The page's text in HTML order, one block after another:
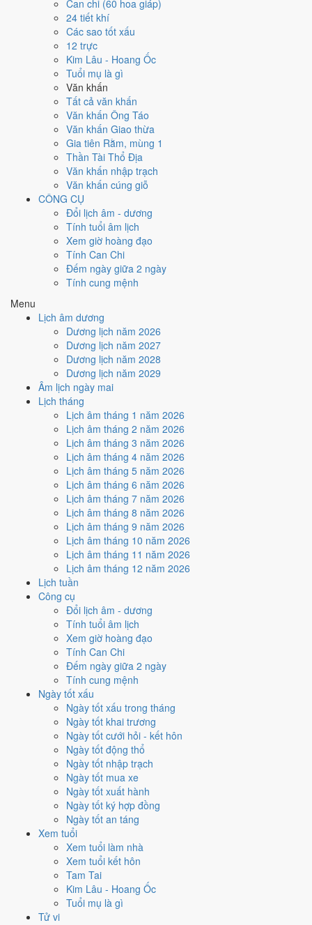
Can chi (60 hoa giáp)
24 tiết khí
Các sao tốt xấu
12 trực
Kim Lâu - Hoang Ốc
Tuổi mụ là gì
Văn khấn
Tất cả văn khấn
Văn khấn Ông Táo
Văn khấn Giao thừa
Gia tiên Rằm, mùng 1
Thần Tài Thổ Địa
Văn khấn nhập trạch
Văn khấn cúng giỗ
CÔNG CỤ
Đổi lịch âm - dương
Tính tuổi âm lịch
Xem giờ hoàng đạo
Tính Can Chi
Đếm ngày giữa 2 ngày
Tính cung mệnh
Menu
Lịch âm dương
Dương lịch năm 2026
Dương lịch năm 2027
Dương lịch năm 2028
Dương lịch năm 2029
Âm lịch ngày mai
Lịch tháng
Lịch âm tháng 1 năm 2026
Lịch âm tháng 2 năm 2026
Lịch âm tháng 3 năm 2026
Lịch âm tháng 4 năm 2026
Lịch âm tháng 5 năm 2026
Lịch âm tháng 6 năm 2026
Lịch âm tháng 7 năm 2026
Lịch âm tháng 8 năm 2026
Lịch âm tháng 9 năm 2026
Lịch âm tháng 10 năm 2026
Lịch âm tháng 11 năm 2026
Lịch âm tháng 12 năm 2026
Lịch tuần
Công cụ
Đổi lịch âm - dương
Tính tuổi âm lịch
Xem giờ hoàng đạo
Tính Can Chi
Đếm ngày giữa 2 ngày
Tính cung mệnh
Ngày tốt xấu
Ngày tốt xấu trong tháng
Ngày tốt khai trương
Ngày tốt cưới hỏi - kết hôn
Ngày tốt động thổ
Ngày tốt nhập trạch
Ngày tốt mua xe
Ngày tốt xuất hành
Ngày tốt ký hợp đồng
Ngày tốt an táng
Xem tuổi
Xem tuổi làm nhà
Xem tuổi kết hôn
Tam Tai
Kim Lâu - Hoang Ốc
Tuổi mụ là gì
Tử vi
Ngày 12/12/2026 tốt hay xấu cho
việc gì?
Ngày 12/12/2026 đạt8.9/10
Đính hôn - dạm ngõ (9/10)
Trực Thành (ngày thành tựu - đại cát, tốt cho mọi việc) và gặp Sao
Thanh Long hoàng đạo nên điểm từng việc chênh nhau như bảng
Cưới hỏi - đính hôn
Rất tốt
Cưới hỏi - đính hôn hôm nay ở
Thành và Ngày Hoàng Đạo
Cách tính ngày tốt
Khai trương - mở cửa hàng
Rất tốt
Khai trương - mở cửa hàng hôm nay ở
Trực Thành và Ngày Hoàng Đạo
Cách tính ngày tốt
🤝
9
/10Rất tốt
Ký hợp đồng - giao ước hôm nay ở
Trực Thành và Ngày Hoàng Đạo
Cách tính ngày tốt
Động thổ - khởi công
9 /10Rất tốt
Động thổ - khởi công hôm nay ở
Trực Thành và Ngày Hoàng Đạo.
Cách tính ngày tốt
Nhập trạch - vào nhà mới
Rất tốt
Nhập trạch - vào nhà mới hôm nay ở
Trực Thành và Ngày Hoàng Đạo
Cách tính ngày tốt
Mua xe - tậu xe
Rất tốt
Mua xe - tậu xe hôm nay ởmức rất tốt (9/10)
Thành và Ngày Hoàng Đạo.
Cách tính ngày tốt
Xuất hành - đi xa
Rất tốt
Xuất hành - đi xa hôm nay ở
Thành và Ngày Hoàng Đạo
Cách tính ngày tốt
Tìm hiểu cách chấm:
phân biệt Hoàng Đạo - Hắc Đạo· Can Chi và Ngũ hành ngày
Điểm số tổng hợp từ Trực, Sao 28 Tú và Hoàng Đạo - Hắc Đạo.
sánh cả tháng
Nếu ngày 12/12/2026 không hợp
việc của bạn thì sao?
Ngay trong một ngày đẹp như 12/12 vẫn có việc bị chấm thấp. Hai
việc bị chấm thấp nhất hôm nay là
(tham khảo) (4/10) . Có 2 cách hạ rủi ro
Không cần dời ngày vì 30 ngày quanh 12/12/2026 không có ngày nào
điểm cao hơn 8.9/10của hôm nay. Việc
nên có thể đẩy sớm ngay trong ngày.